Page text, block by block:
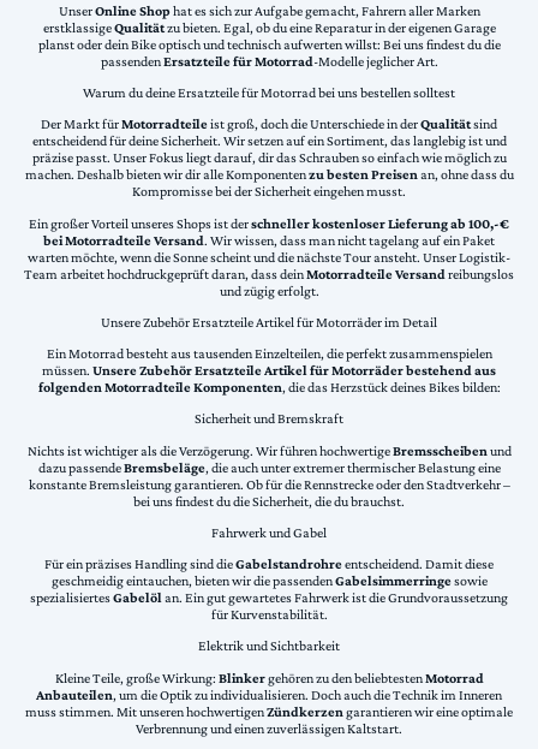
UnserOnline Shophat es sich zur Aufgabe gemacht, Fahrern aller Marken
erstklassigeQualitätzu bieten. Egal, ob du eine Reparatur in der eigenen Garage
planst oder dein Bike optisch und technisch aufwerten willst: Bei uns findest du die
passendenErsatzteile für Motorrad-Modelle jeglicher Art.
Warum du deine Ersatzteile für Motorrad bei uns bestellen solltest
Der Markt fürMotorradteileist groß, doch die Unterschiede in derQualitätsind
entscheidend für deine Sicherheit. Wir setzen auf ein Sortiment, das langlebig ist und
präzise passt. Unser Fokus liegt darauf, dir das Schrauben so einfach wie möglich zu
machen. Deshalb bieten wir dir alle Komponentenzu besten Preisenan, ohne dass du
Kompromisse bei der Sicherheit eingehen musst.
Ein großer Vorteil unseres Shops ist derschneller kostenloser Lieferung ab 100,-€
bei Motorradteile Versand. Wir wissen, dass man nicht tagelang auf ein Paket
warten möchte, wenn die Sonne scheint und die nächste Tour ansteht. Unser Logistik-
Team arbeitet hochdruckgeprüft daran, dass deinMotorradteile Versand reibungslos
und zügig erfolgt.
Unsere Zubehör Ersatzteile Artikel für Motorräder im Detail
Ein Motorrad besteht aus tausenden Einzelteilen, die perfekt zusammenspielen
müssen. Unsere Zubehör Ersatzteile Artikel für Motorräder bestehend aus
folgenden Motorradteile Komponenten, die das Herzstück deines Bikes bilden:
Sicherheit und Bremskraft
Nichts ist wichtiger als die Verzögerung. Wir führen hochwertigeBremsscheiben und
dazu passendeBremsbeläge, die auch unter extremer thermischer Belastung eine
konstante Bremsleistung garantieren. Ob für die Rennstrecke oder den Stadtverkehr –
bei uns findest du die Sicherheit, die du brauchst.
Fahrwerk und Gabel
Für ein präzises Handling sind dieGabelstandrohreentscheidend. Damit diese
geschmeidig eintauchen, bieten wir die passendenGabelsimmerringesowie
spezialisiertesGabelölan. Ein gut gewartetes Fahrwerk ist die Grundvoraussetzung
für Kurvenstabilität.
Elektrik und Sichtbarkeit
Kleine Teile, große Wirkung: Blinkergehören zu den beliebtestenMotorrad
Anbauteilen, um die Optik zu individualisieren. Doch auch die Technik im Inneren
muss stimmen. Mit unseren hochwertigenZündkerzen garantieren wir eine optimale
Verbrennung und einen zuverlässigen Kaltstart.